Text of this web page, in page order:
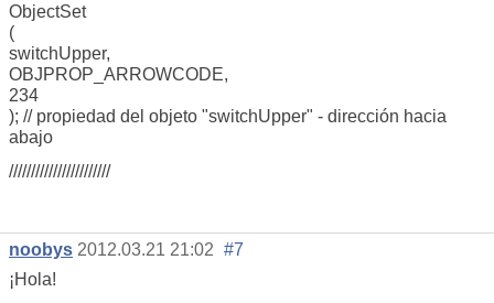
ObjectSet
(
switchUpper,
OBJPROP_ARROWCODE,
234
); // propiedad del objeto "switchUpper" - dirección hacia
abajo
///////////////////////
noobys 2012.03.21 21:02 #7
¡Hola!